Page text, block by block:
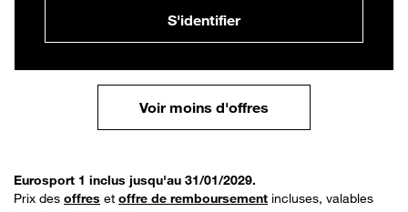
S'identifier
Voir moins d'offres
Eurosport 1 inclus jusqu'au 31/01/2029.
Prix des offres et offre de remboursement incluses, valables